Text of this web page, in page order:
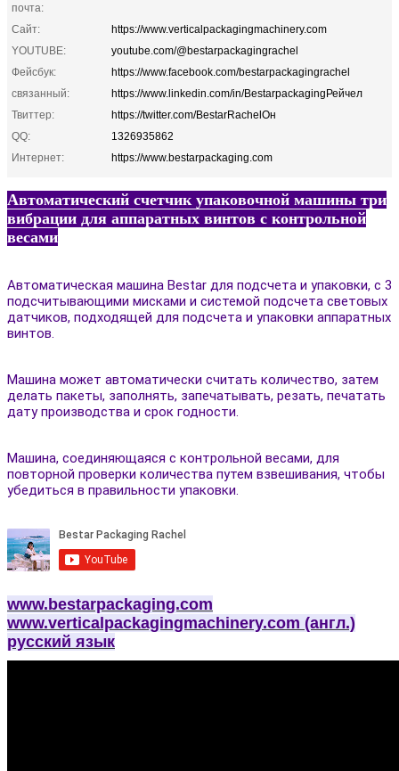
почта:
Сайт:
https://www.verticalpackagingmachinery.com
YOUTUBE:
youtube.com/@bestarpackagingrachel
Фейсбук:
https://www.facebook.com/bestarpackagingrachel
связанный:
https://www.linkedin.com/in/BestarpackagingРейчел
Твиттер:
https://twitter.com/BestarRachelОн
QQ:
1326935862
Интернет:
https://www.bestarpackaging.com
Автоматический счетчик упаковочной машины три
вибрации для аппаратных винтов с контрольной
весами
Автоматическая машина Bestar для подсчета и упаковки, с 3
подсчитывающими мисками и системой подсчета световых
датчиков, подходящей для подсчета и упаковки аппаратных
винтов.
Машина может автоматически считать количество, затем
делать пакеты, заполнять, запечатывать, резать, печатать
дату производства и срок годности.
Машина, соединяющаяся с контрольной весами, для
повторной проверки количества путем взвешивания, чтобы
убедиться в правильности упаковки.
www.bestarpackaging.com
www.verticalpackagingmachinery.com (англ.)
русский язык